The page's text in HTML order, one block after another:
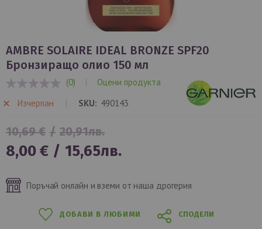
към
началото
на
галерия
снимки
AMBRE SOLAIRE IDEAL BRONZE SPF20
Бронзиращо олио 150 мл
(0) |
Оцени продукта
Изчерпан
SKU 490143
Специална
цена
8,00 € / 15,65лв.
10,69 € / 20,91лв.
Поръчай онлайн и вземи от наша дрогерия
ДОБАВИ В ЛЮБИМИ СПОДЕЛИ